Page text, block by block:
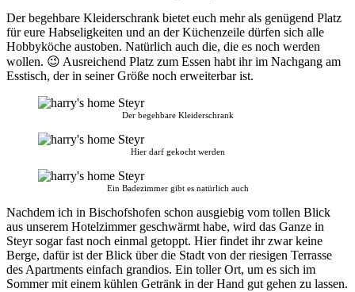
Der begehbare Kleiderschrank bietet euch mehr als genügend Platz
für eure Habseligkeiten und an der Küchenzeile dürfen sich alle
Hobbyköche austoben. Natürlich auch die, die es noch werden
wollen. 😉 Ausreichend Platz zum Essen habt ihr im Nachgang am
Esstisch, der in seiner Größe noch erweiterbar ist.
Der begehbare Kleiderschrank
Hier darf gekocht werden
Ein Badezimmer gibt es natürlich auch
Nachdem ich in Bischofshofen schon ausgiebig vom tollen Blick
aus unserem Hotelzimmer geschwärmt habe, wird das Ganze in
Steyr sogar fast noch einmal getoppt. Hier findet ihr zwar keine
Berge, dafür ist der Blick über die Stadt von der riesigen Terrasse
des Apartments einfach grandios. Ein toller Ort, um es sich im
Sommer mit einem kühlen Getränk in der Hand gut gehen zu lassen.